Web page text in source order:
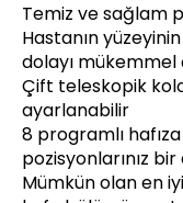
Temiz ve sağlam
Hastanın
dolayı mükemmel
Çift teleskopik
ayarlanabilir
8 programlı
pozisyonlarınız
Mümkün olan en